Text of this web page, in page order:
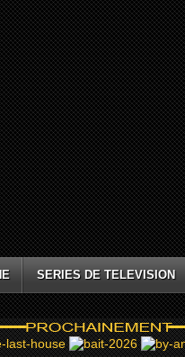
SERIES DE TELEVISION